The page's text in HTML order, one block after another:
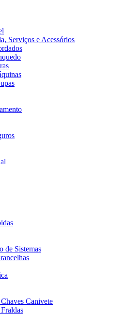
Serviços e Acessórios
de Sistemas
Canivete